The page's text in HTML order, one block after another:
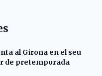
al Girona en el seu
de pretemporada